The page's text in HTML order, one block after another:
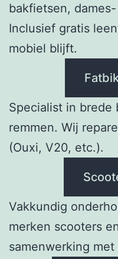
bakfietsen,
Inclusief gratis
mobiel blijft.
Specialist in brede
remmen. Wij
(Ouxi, V20, etc.).
Vakkundig
merken scooters
samenwerking met